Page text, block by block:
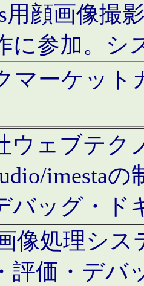
用顔画像撮
に参加。シ
マーケット
ウェブテク
imesta
バッグ・ド
像処理シ
評価・デバ